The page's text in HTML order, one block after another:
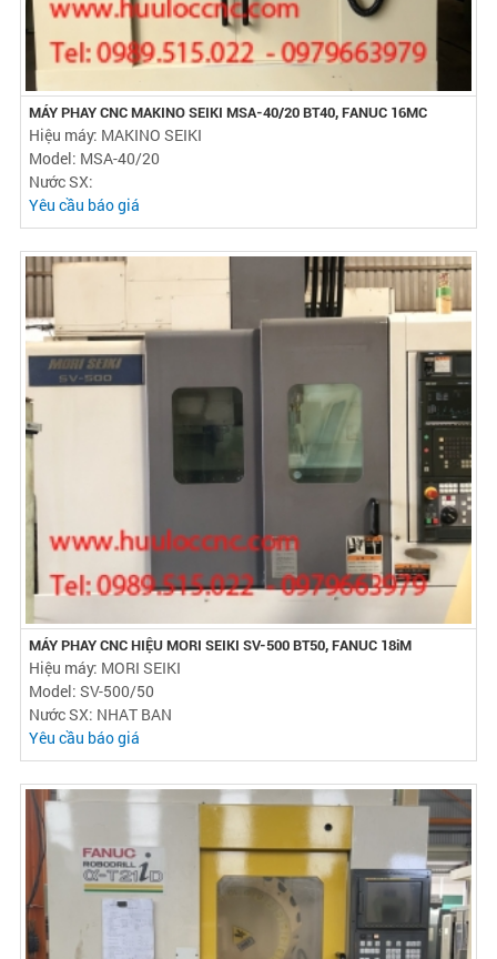
MÁY PHAY CNC MAKINO SEIKI MSA-40/20 BT40, FANUC 16MC
Hiệu máy: MAKINO SEIKI
Model: MSA-40/20
Nước SX:
Yêu cầu báo giá
MÁY PHAY CNC HIỆU MORI SEIKI SV-500 BT50, FANUC 18iM
Hiệu máy: MORI SEIKI
Model: SV-500/50
Nước SX: NHAT BAN
Yêu cầu báo giá